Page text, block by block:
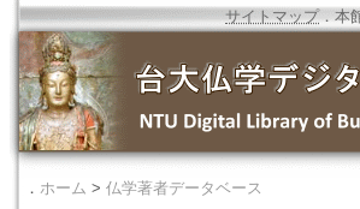
サイトマップ．本
． ホーム > 仏学著者データベース